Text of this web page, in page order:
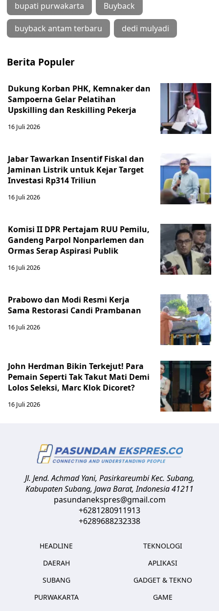
bupati purwakarta Buyback
buyback antam terbaru dedi mulyadi
Berita Populer
Dukung Korban PHK, Kemnaker dan
Sampoerna Gelar Pelatihan
Upskilling dan Reskilling Pekerja
16 Juli 2026
Jabar Tawarkan Insentif Fiskal dan
Jaminan Listrik untuk Kejar Target
Investasi Rp314 Triliun
16 Juli 2026
Komisi II DPR Pertajam RUU Pemilu,
Gandeng Parpol Nonparlemen dan
Ormas Serap Aspirasi Publik
16 Juli 2026
Prabowo dan Modi Resmi Kerja
Sama Restorasi Candi Prambanan
16 Juli 2026
John Herdman Bikin Terkejut! Para
Pemain Seperti Tak Takut Mati Demi
Lolos Seleksi, Marc Klok Dicoret?
16 Juli 2026
Jl. Jend. Achmad Yani, Pasirkareumbi Kec. Subang,
Kabupaten Subang, Jawa Barat,Indonesia41211
pasundanekspres@gmail.com
+6281280911913
+6289688232338
HEADLINE
DAERAH
SUBANG
PURWAKARTA
TEKNOLOGI
APLIKASI
GADGET & TEKNO
GAME